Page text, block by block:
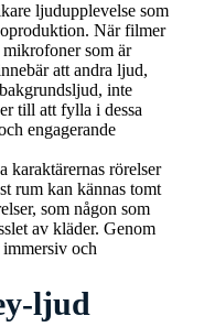
ljudupplevelse som
När filmer
som är
att andra ljud,
inte
till att fylla i dessa
engagerande
karaktärernas rörelser
rum kan kännas tomt
som någon som
av kläder. Genom
immersiv och
ljud